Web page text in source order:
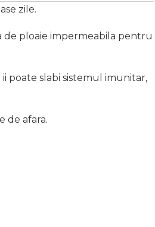
zile.
de ploaie impermeabila pentru
poate slabi sistemul imunitar,
de afara.